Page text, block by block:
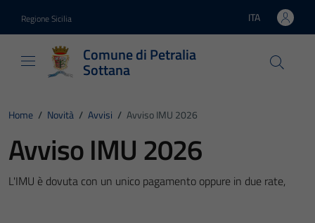
Regione Sicilia Lingua attiva:
ITA
Comune di Petralia
Sottana
Home / Novità / Avvisi / Avviso IMU 2026
Avviso IMU 2026
L'IMU è dovuta con un unico pagamento oppure in due rate,